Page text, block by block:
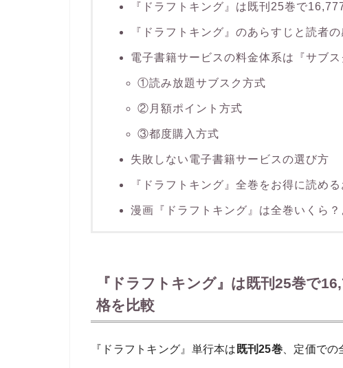
『ドラフトキング』は既刊25巻で
『ドラフトキング』のあらすじと読者の
電子書籍サービスの料金体系は『サブ
①読み放題サブスク方式
②月額ポイント方式
③都度購入方式
失敗しない電子書籍サービスの選び方
『ドラフトキング』全巻をお得に読め
漫画『ドラフトキング』は全巻いくら
『ドラフトキング』は既刊25巻で
格を比較
『ドラフトキング』単行本は 既刊25巻 、定価で